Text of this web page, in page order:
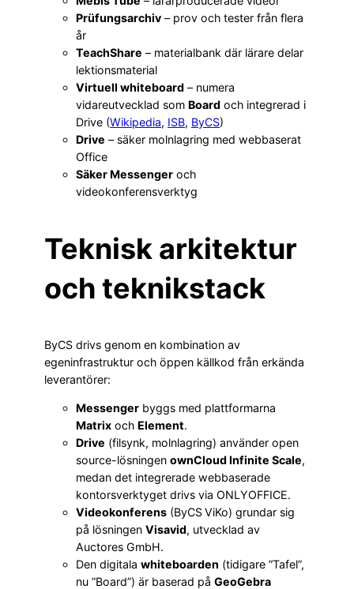
Prüfungsarchiv – prov och tester från flera
år
TeachShare – materialbank där lärare delar
lektionsmaterial
Virtuell whiteboard – numera
vidareutvecklad som Board och integrerad i
Drive (Wikipedia, ISB, ByCS)
Drive – säker molnlagring med webbaserat
Office
Säker Messenger och
videokonferensverktyg
Teknisk arkitektur
och teknikstack
ByCS drivs genom en kombination av
egeninfrastruktur och öppen källkod från erkända
leverantörer:
Messenger byggs med plattformarna
Matrix och Element.
Drive (filsynk, molnlagring) använder open
source-lösningen ownCloud Infinite Scale,
medan det integrerade webbaserade
kontorsverktyget drivs via ONLYOFFICE.
Videokonferens (ByCS ViKo) grundar sig
på lösningen Visavid, utvecklad av
Auctores GmbH.
Den digitala whiteboarden (tidigare ”Tafel”,
nu ”Board”) är baserad på GeoGebra